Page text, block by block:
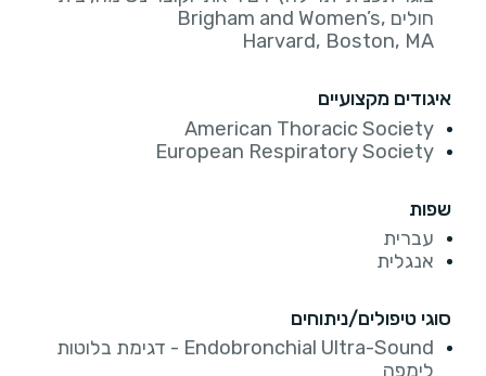
חולים Brigham and Women’s,
Harvard, Boston, MA
איגודים מקצועיים
American Thoracic Society
European Respiratory Society
שפות
עברית
אנגלית
סוגי טיפולים/ניתוחים
Endobronchial Ultra-Sound - דגימת בלוטות
לימפה